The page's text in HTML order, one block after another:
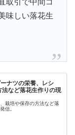
味しい落花生
ナツの栄養、レシ
法など落花生作りの現
栽培や保存の方法など落
信。